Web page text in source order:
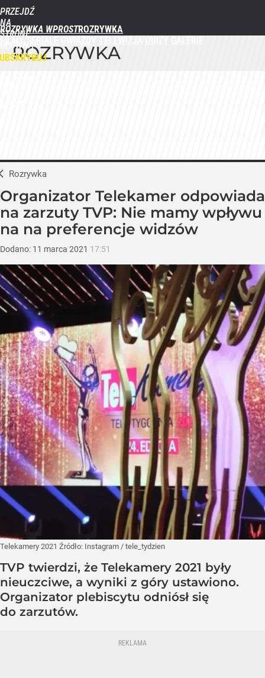
PRZEJDŹ
NA
STRONĘ
GŁÓWNĄ
WPROST.PL
ROZRYWKA WPROST
ROZRYWKA
Rozrywka
Organizator Telekamer odpowiada
na zarzuty TVP: Nie mamy wpływu
na na preferencje widzów
Dodano: 11 marca 2021 17:51
Telekamery 2021 Źródło: Instagram / tele_tydzien
TVP twierdzi, że Telekamery 2021 były
nieuczciwe, a wyniki z góry ustawiono.
Organizator plebiscytu odniósł się
do zarzutów.